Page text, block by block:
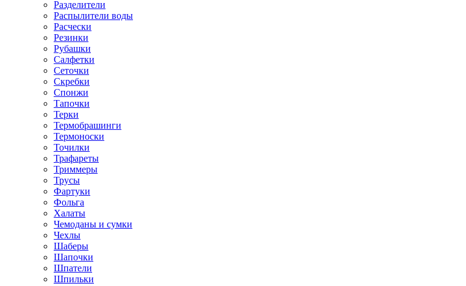
Разделители
Распылители воды
Расчески
Резинки
Рубашки
Салфетки
Сеточки
Скребки
Спонжи
Тапочки
Терки
Термобрашинги
Термоноски
Точилки
Трафареты
Триммеры
Трусы
Фартуки
Фольга
Халаты
Чемоданы и сумки
Чехлы
Шаберы
Шапочки
Шпатели
Шпильки